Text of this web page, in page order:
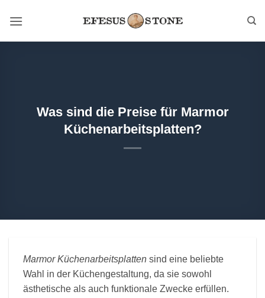
Inhalt
Was sind die Preise für Marmor
Küchenarbeitsplatten?
Marmor Küchenarbeitsplatten sind eine beliebte
Wahl in der Küchengestaltung, da sie sowohl
ästhetische als auch funktionale Zwecke erfüllen.